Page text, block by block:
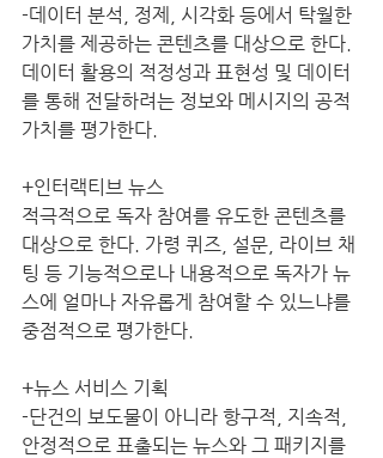
-데이터 분석, 정제, 시각화 등에서 탁월한
가치를 제공하는 콘텐츠를 대상으로 한다.
데이터 활용의 적정성과 표현성 및 데이터
를 통해 전달하려는 정보와 메시지의 공적
가치를 평가한다.
+인터랙티브 뉴스
적극적으로 독자 참여를 유도한 콘텐츠를
대상으로 한다. 가령 퀴즈, 설문, 라이브 채
팅 등 기능적으로나 내용적으로 독자가 뉴
스에 얼마나 자유롭게 참여할 수 있느냐를
중점적으로 평가한다.
+뉴스 서비스 기획
-단건의 보도물이 아니라 항구적, 지속적,
안정적으로 표출되는 뉴스와 그 패키지를